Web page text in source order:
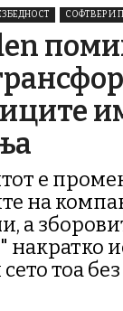
СОФТВЕР И
е
на
а
накратко
сето тоа